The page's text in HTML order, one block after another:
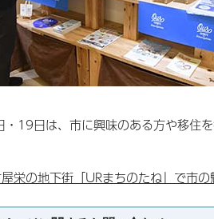
19日は、市に興味のある方や移住
栄の地下街「URまちのたね」で市